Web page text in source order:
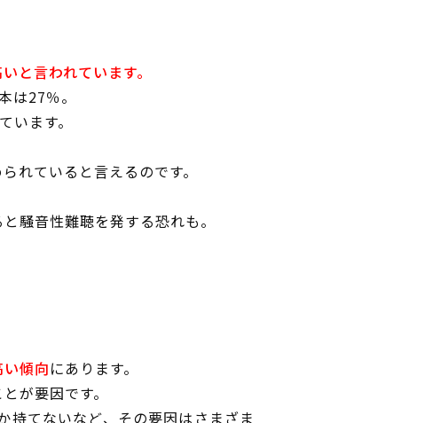
と言われています。
は27％。
ます。
れていると言えるのです。
騒音性難聴を発する恐れも。
傾向にあります。
が要因です。
てないなど、その要因はさまざま